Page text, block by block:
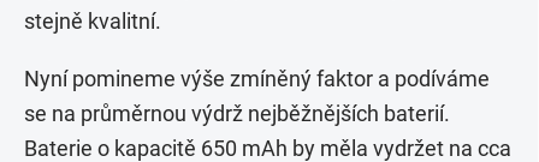
stejně kvalitní.
Nyní pomineme výše zmíněný faktor a podíváme
se na průměrnou výdrž nejběžnějších baterií.
Baterie o kapacitě 650 mAh by měla vydržet na cca